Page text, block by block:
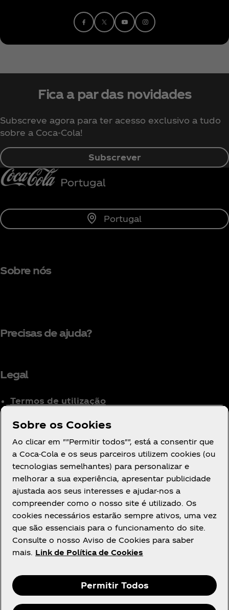
Fica a par das novidades
Subscreve agora para ter acesso exclusivo a tudo
sobre a Coca‑Cola!
Subscrever
Portugal
Sobre nós
Precisas de ajuda?
Legal
Termos de utilização
para Consumidores
Definições de cookies
Aviso de Cookies
Declaração de
Acessibilidade
Sobre os Cookies
Ao clicar em ""Permitir todos"", está a consentir que
a Coca-Cola e os seus parceiros utilizem cookies (ou
tecnologias semelhantes) para personalizar e
melhorar a sua experiência, apresentar publicidade
ajustada aos seus interesses e ajudar-nos a
compreender como o nosso site é utilizado. Os
cookies necessários estarão sempre ativos, uma vez
que são essenciais para o funcionamento do site.
Consulte o nosso Aviso de Cookies para saber
mais. Link de Política de Cookies
Permitir Todos